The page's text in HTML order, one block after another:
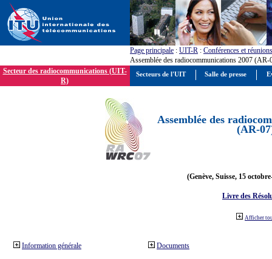
Page principale : UIT-R : Conférences et réunions
Assemblée des radiocommunications 2007 (AR-
Secteur des radiocommunications (UIT-
R)
Assemblée des
(AR-
(Genève, Suisse, 15
Livre des
Afficher
Information générale Documents
Secteurs de l'UIT Salle de presse